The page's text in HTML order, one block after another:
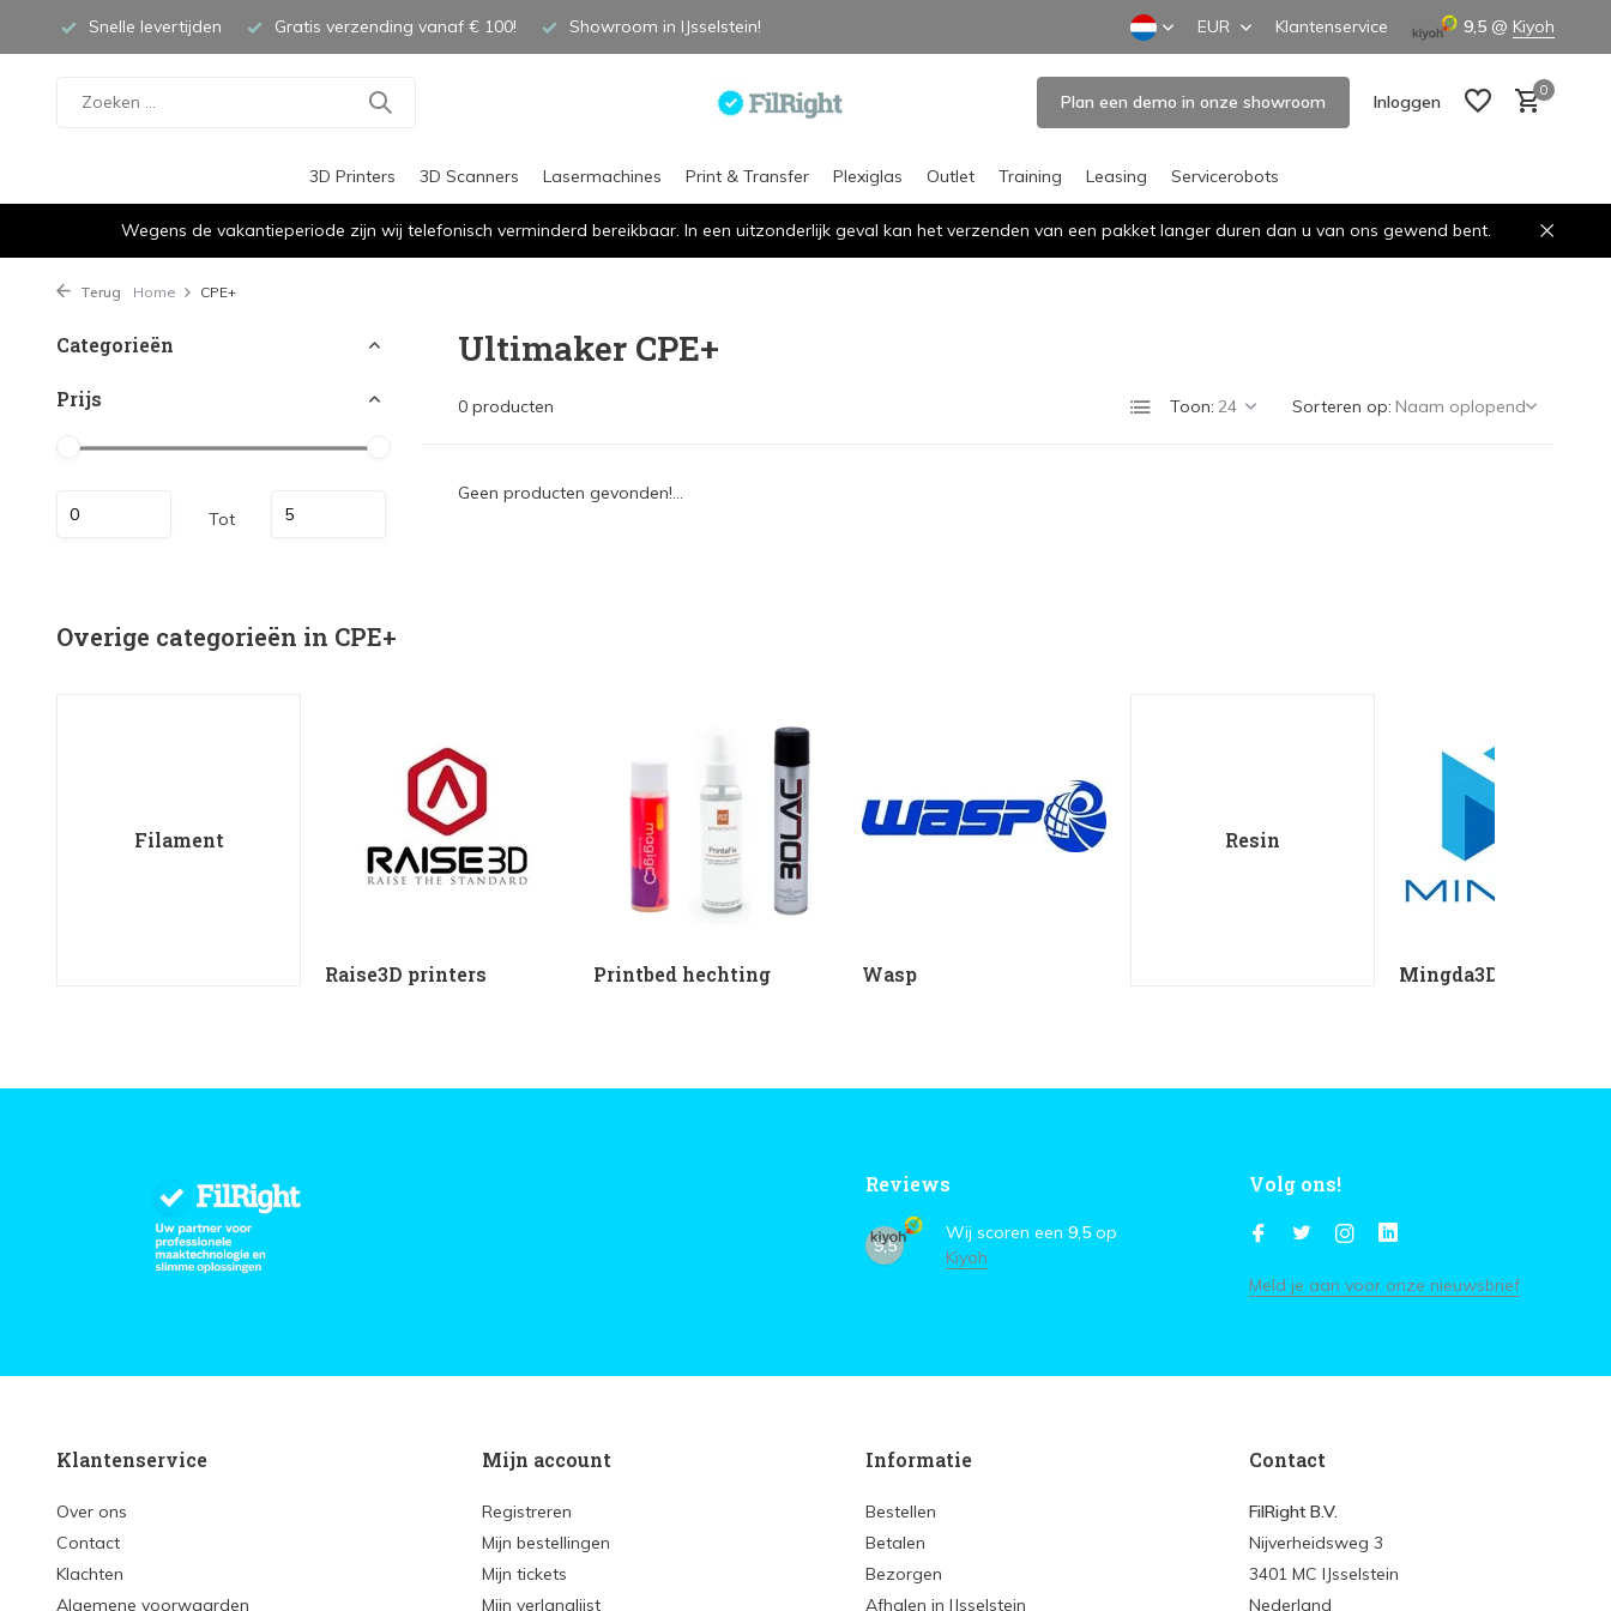
Snelle levertijden Gratis verzending vanaf € 100! Showroom in IJsselstein! EUR Klantenservice 9,5 @ Kiyoh
Plan een demo in onze showroom Inloggen
0
3D Printers 3D Scanners Lasermachines Print & Transfer Plexiglas Outlet Training Leasing Servicerobots
Wegens de vakantieperiode zijn wij telefonisch verminderd bereikbaar. In een uitzonderlijk geval kan het verzenden van een pakket langer duren dan u van ons gewend bent.
Terug Home CPE+
Categorieën
Prijs
Tot
Ultimaker CPE+
0 producten Toon: Sorteren op:
Geen producten gevonden!...
Overige categorieën in CPE+
Filament
Raise3D printers Printbed hechting Wasp
Resin
Mingda3D
Reviews
9,5
Wij scoren een 9,5 op
Kiyoh
Volg ons!
Meld je aan voor onze nieuwsbrief
Klantenservice
Over ons
Contact
Klachten
Algemene voorwaarden
Mijn account
Registreren
Mijn bestellingen
Mijn tickets
Mijn verlanglijst
Informatie
Bestellen
Betalen
Bezorgen
Afhalen in IJsselstein
Contact
FilRight B.V.
Nijverheidsweg 3
3401 MC IJsselstein
Nederland